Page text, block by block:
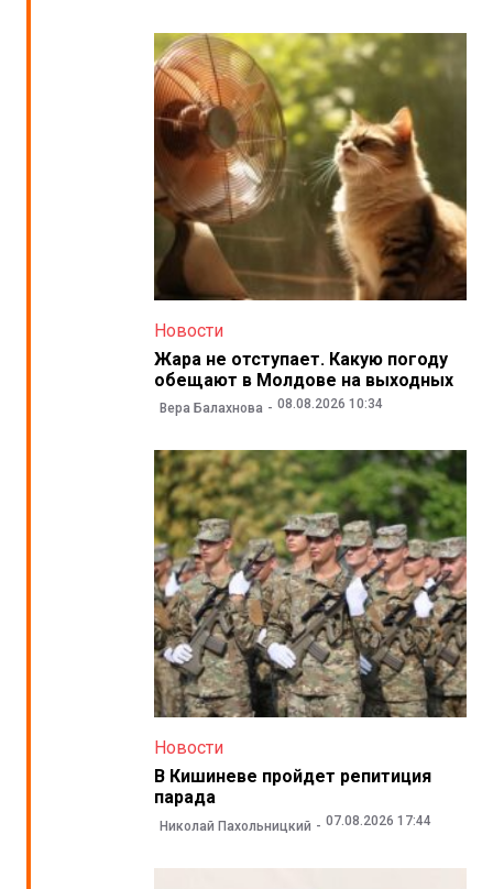
Новости
Жара не отступает. Какую погоду
обещают в Молдове на выходных
Вера Балахнова 08.08.2026 10:34
Новости
В Кишиневе пройдет репитиция
парада
Николай Пахольницкий 07.08.2026 17:44